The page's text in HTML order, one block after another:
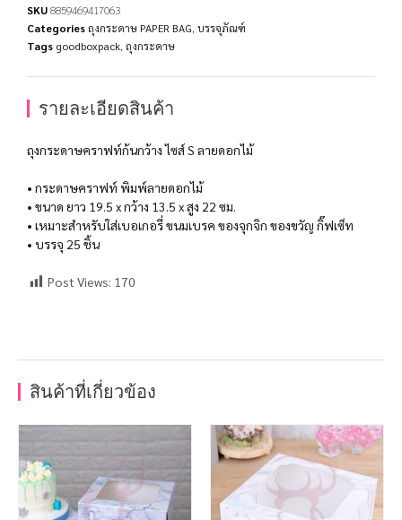
SKU8859469417063
Categoriesถุงกระดาษ PAPER BAG บรรจุภัณฑ์
Tags goodboxpack ถุงกระดาษ
รายละเอียดสินค้า
ถุงกระดาษคราฟท์ก้นกว้าง ไซส์ S ลายดอกไม้
• กระดาษคราฟท์ พิมพ์ลายดอกไม้
• ขนาด ยาว 19.5 x กว้าง 13.5 x สูง 22 ซม.
• เหมาะสำหรับใส่เบอเกอรี่ ขนมเบรค ของจุกจิก ของขวัญ กิ๊ฟเซ็ท
• บรรจุ 25 ชิ้น
Post Views: 170
สินค้าที่เกี่ยวข้อง